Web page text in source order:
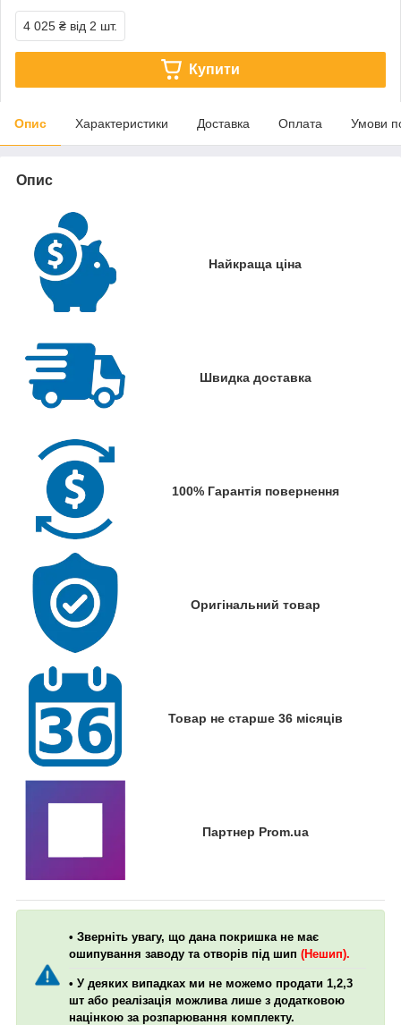
4 025 ₴ від 2 шт.
Купити
Опис Характеристики Доставка Оплата Умови
Опис
Найкраща ціна
Швидка доставка
100% Гарантія повернення
Оригінальний товар
Товар не старше 36 місяців
Партнер Prom.ua
• Зверніть увагу, що дана покришка не має
ошипування заводу та отворів під шип (Нешип).
• У деяких випадках ми не можемо продати 1,2,3
шт або реалізація можлива лише з додатковою
націнкою за розпарювання комплекту.